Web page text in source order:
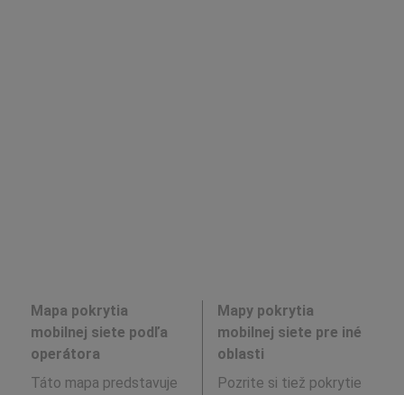
Mapa pokrytia
mobilnej siete podľa
operátora
Táto mapa predstavuje
Mapy pokrytia
mobilnej siete pre iné
oblasti
Pozrite si tiež pokrytie